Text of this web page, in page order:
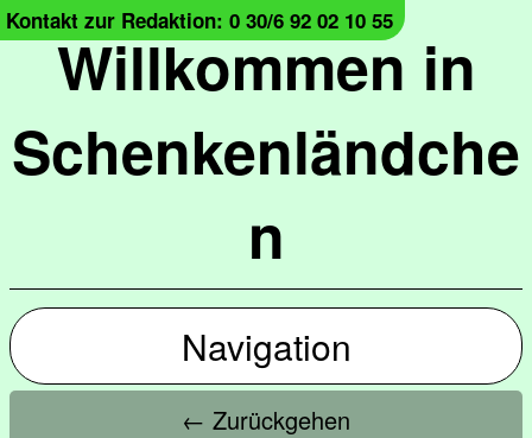
Willkommen in
Schenkenländche
n
Kontakt zur Redaktion: 0 30/6 92 02 10 55
Navigation
← Zurückgehen